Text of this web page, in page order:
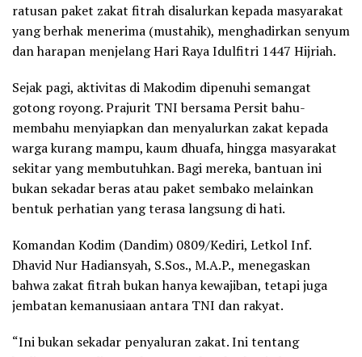
ratusan paket zakat fitrah disalurkan kepada masyarakat
yang berhak menerima (mustahik), menghadirkan senyum
dan harapan menjelang Hari Raya Idulfitri 1447 Hijriah.
Sejak pagi, aktivitas di Makodim dipenuhi semangat
gotong royong. Prajurit TNI bersama Persit bahu-
membahu menyiapkan dan menyalurkan zakat kepada
warga kurang mampu, kaum dhuafa, hingga masyarakat
sekitar yang membutuhkan. Bagi mereka, bantuan ini
bukan sekadar beras atau paket sembako melainkan
bentuk perhatian yang terasa langsung di hati.
Komandan Kodim (Dandim) 0809/Kediri, Letkol Inf.
Dhavid Nur Hadiansyah, S.Sos., M.A.P., menegaskan
bahwa zakat fitrah bukan hanya kewajiban, tetapi juga
jembatan kemanusiaan antara TNI dan rakyat.
“Ini bukan sekadar penyaluran zakat. Ini tentang